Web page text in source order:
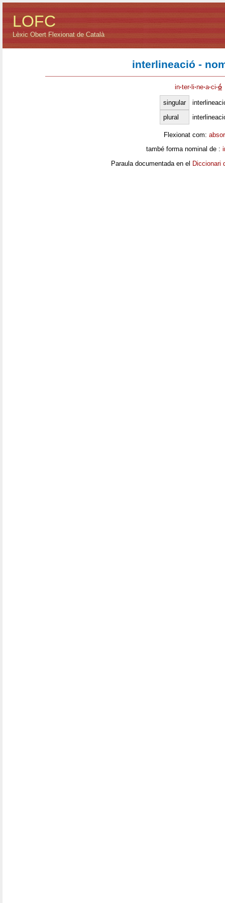
LOFC
Lèxic Obert Flexionat de Català
interlineació -
in·ter· li·ne·a·ci·ó
singular
plural
Flexionat com:
també forma nominal de :
Paraula documentada en el Diccionari